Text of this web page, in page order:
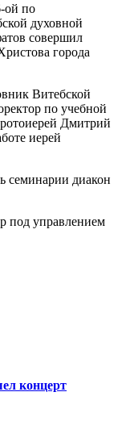
ой по
духовной
совершил
города
Витебской
по учебной
Дмитрий
иерей
семинарии диакон
под управлением
концерт